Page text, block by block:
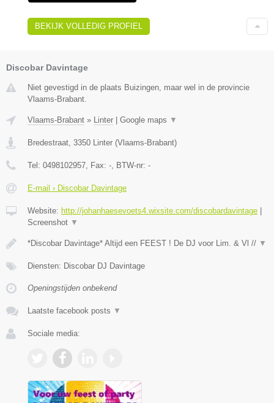
BEKIJK VOLLEDIG PROFIEL
Discobar Davintage
Niet gevestigd in de plaats Buizingen, maar wel in de provincie
Vlaams-Brabant.
Vlaams-Brabant » Linter Google maps ▼
Bredestraat 3350 Linter (Vlaams-Brabant)
Tel: 0498102957 , Fax: - , BTW-nr: -
E-mail › Discobar Davintage
Website: http://johanhaesevoets4.wixsite.com/discobardavintage
Screenshot ▼
*Discobar Davintage* Altijd een FEEST ! De DJ voor Lim. & Vl // ▼
Diensten: Discobar DJ Davintage
Openingstijden onbekend
Laatste facebook posts ▼
Sociale media: